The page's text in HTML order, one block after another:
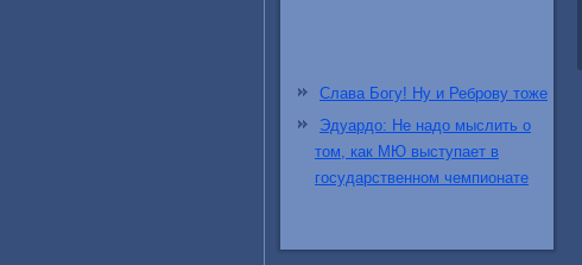
Слава Богу! Ну и Реброву тоже
Эдуардо: Не надо мыслить о
том, как МЮ выступает в
государственном чемпионате